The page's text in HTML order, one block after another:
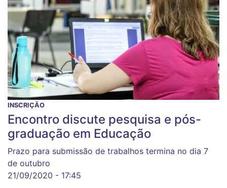
INSCRIÇÃO
Encontro discute pesquisa e pós-
graduação em Educação
Prazo para submissão de trabalhos termina no dia 7
de outubro
21/09/2020 - 17:45